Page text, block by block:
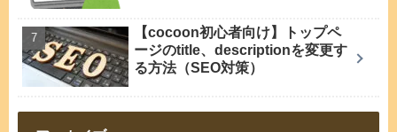
【cocoon初心者向け】トップペ
ージのtitle、descriptionを変更す
る方法（SEO対策）